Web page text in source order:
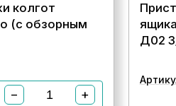
колгот
(с обзорным
− +
Д02